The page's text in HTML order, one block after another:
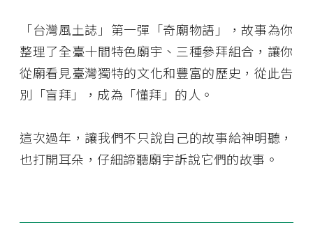
「台灣風土誌」第一彈「奇廟物語」，故事為你
整理了全臺十間特色廟宇、三種參拜組合，讓你
從廟看見臺灣獨特的文化和豐富的歷史，從此告
別「盲拜」，成為「懂拜」的人。
這次過年，讓我們不只說自己的故事給神明聽，
也打開耳朵，仔細諦聽廟宇訴說它們的故事。